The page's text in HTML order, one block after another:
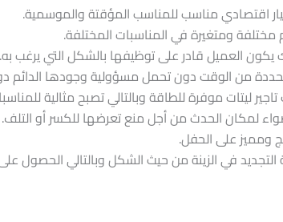
خيار اقتصادي مناسب للمناسب المؤقتة والموسمية.
ومتغيرة في المناسبات المختلفة.
يكون العميل قادر على توظيفها بالشكل التي يرغب به.
محددة من الوقت دون تحمل مسؤولية وجودها الدائم
ليتات موفرة للطاقة وبالتالي تصبح مثالية
لمكان الحدث من أجل منع تعرضها للكسر أو التلف.
ومميز على الحفل.
التجديد في الزينة من حيث الشكل وبالتالي الحصول